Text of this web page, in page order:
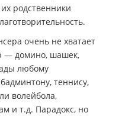
родственники
очень не хватает
— домино, шашек,
любому
теннису,
волейбола,
и т.д. Парадокс, но